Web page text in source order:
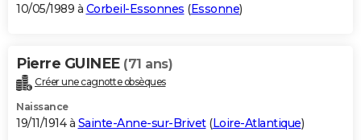
10/05/1989 à Corbeil-Essonnes (Essonne)
Pierre GUINEE (71 ans)
Créer une cagnotte obsèques
Naissance
19/11/1914 à Sainte-Anne-sur-Brivet(Loire-Atlantique)